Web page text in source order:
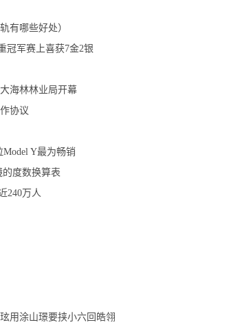
有哪些好处）
冠军赛上喜获7金2银
海林林业局开幕
协议
Y最为畅销
度数换算表
240万人
用涂山璟要挟小六回皓翎